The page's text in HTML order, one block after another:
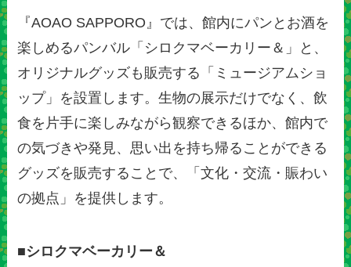
『AOAO SAPPORO』では、館内にパンとお酒を
楽しめるパンバル「シロクマベーカリー＆」と、
オリジナルグッズも販売する「ミュージアムショ
ップ」を設置します。生物の展示だけでなく、飲
食を片手に楽しみながら観察できるほか、館内で
の気づきや発見、思い出を持ち帰ることができる
グッズを販売することで、「文化・交流・賑わい
の拠点」を提供します。
■シロクマベーカリー＆